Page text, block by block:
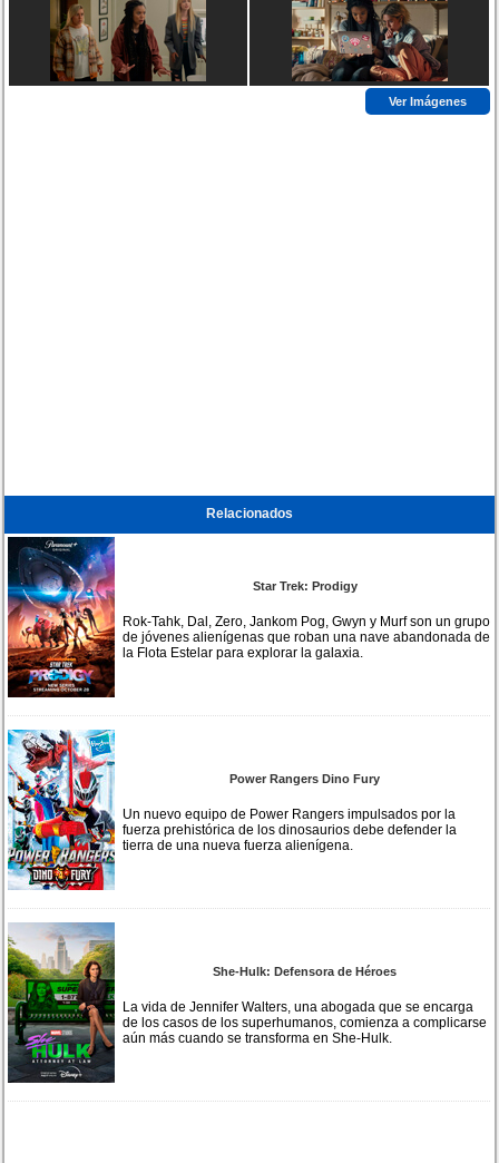
Ver Imágenes
Relacionados
Star Trek: Prodigy
Rok-Tahk, Dal, Zero, Jankom Pog, Gwyn y Murf son un grupo
de jóvenes alienígenas que roban una nave abandonada de
la Flota Estelar para explorar la galaxia.
Power Rangers Dino Fury
Un nuevo equipo de Power Rangers impulsados por la
fuerza prehistórica de los dinosaurios debe defender la
tierra de una nueva fuerza alienígena.
She-Hulk: Defensora de Héroes
La vida de Jennifer Walters, una abogada que se encarga
de los casos de los superhumanos, comienza a complicarse
aún más cuando se transforma en She-Hulk.